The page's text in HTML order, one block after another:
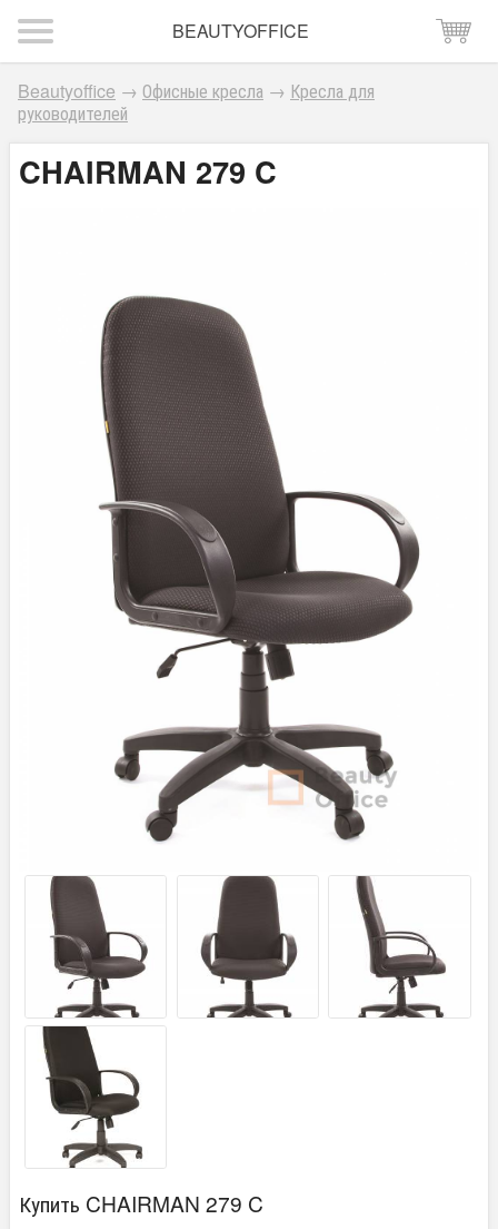
BEAUTYOFFICE
Beautyoffice → Офисные кресла → Кресла для
руководителей
CHAIRMAN 279 C
Купить CHAIRMAN 279 C